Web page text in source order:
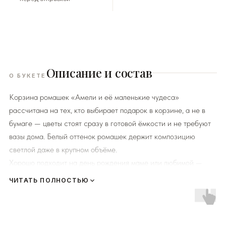
О БУКЕТЕ Описание и состав
Корзина ромашек «Амели и её маленькие чудеса»
рассчитана на тех, кто выбирает подарок в корзине, а не в
бумаге — цветы стоят сразу в готовой ёмкости и не требуют
вазы дома. Белый оттенок ромашек держит композицию
светлой даже в крупном объёме.
Хорошо подходит на день рождения маме или любимой —
жест выглядит основательным за счёт формата корзины, но не
ЧИТАТЬ ПОЛНОСТЬЮ